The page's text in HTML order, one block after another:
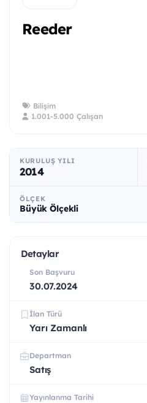
Reeder
Bilişim
1.001-5.000 Çalışan
KURULUŞ YILI
2014
ÖLÇEK
Büyük Ölçekli
Detaylar
Son Başvuru
30.07.2024
İlan Türü
Yarı Zamanlı
Departman
Satış
Yayınlanma Tarihi